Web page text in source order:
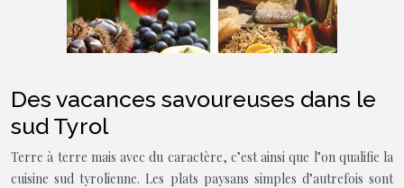
Des vacances savoureuses dans le
sud Tyrol
Terre à terre mais avec du caractère, c’est ainsi que l’on qualifie la
cuisine sud tyrolienne. Les plats paysans simples d’autrefois sont